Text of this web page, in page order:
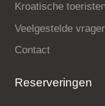
Kroatische
Veelgestelde
Contact
Reserveringen